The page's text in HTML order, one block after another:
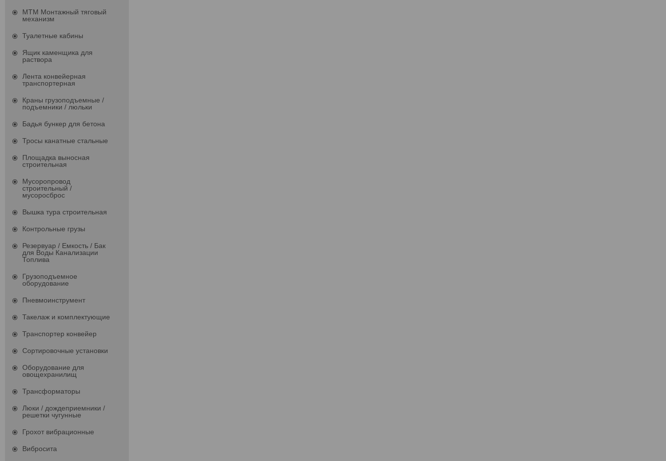
МТМ Монтажный тяговый
механизм
Туалетные кабины
Ящик каменщика для
раствора
Лента конвейерная
транспортерная
Краны грузоподъемные /
подъемники / люльки
Бадья бункер для бетона
Тросы канатные стальные
Площадка выносная
строительная
Мусоропровод
строительный /
мусоросброс
Вышка тура строительная
Контрольные грузы
Резервуар / Емкость / Бак
для Воды Канализации
Топлива
Грузоподъемное
оборудование
Пневмоинструмент
Такелаж и комплектующие
Транспортер конвейер
Сортировочные установки
Оборудование для
овощехранилищ
Трансформаторы
Люки / дождеприемники /
решетки чугунные
Грохот вибрационные
Вибросита